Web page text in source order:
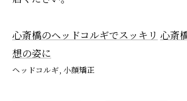
心斎橋のヘッドコルギでスッキリ 心斎
想の姿に
ヘッドコルギ 小顔矯正